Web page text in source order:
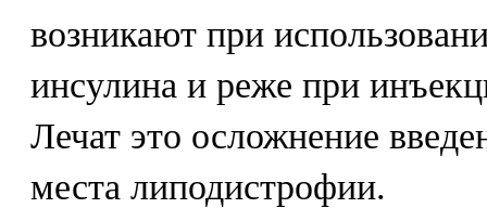
возникают при
инсулина и реже при
Лечат это осложнение
места липодистрофии.